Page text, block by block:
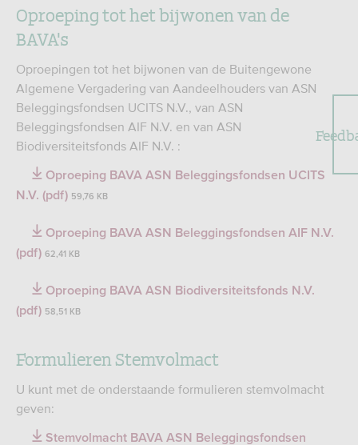
Oproeping tot het bijwonen van de
BAVA's
Oproepingen tot het bijwonen van de Buitengewone
Algemene Vergadering van Aandeelhouders van ASN
Beleggingsfondsen UCITS N.V., van ASN
Beleggingsfondsen AIF N.V. en van ASN
Biodiversiteitsfonds AIF N.V. :
Oproeping BAVA ASN Beleggingsfondsen UCITS
N.V. (pdf) 59,76 KB
Oproeping BAVA ASN Beleggingsfondsen AIF N.V.
(pdf) 62,41 KB
Oproeping BAVA ASN Biodiversiteitsfonds N.V.
(pdf) 58,51 KB
Formulieren Stemvolmact
U kunt met de onderstaande formulieren stemvolmacht
geven:
Stemvolmacht BAVA ASN Beleggingsfondsen